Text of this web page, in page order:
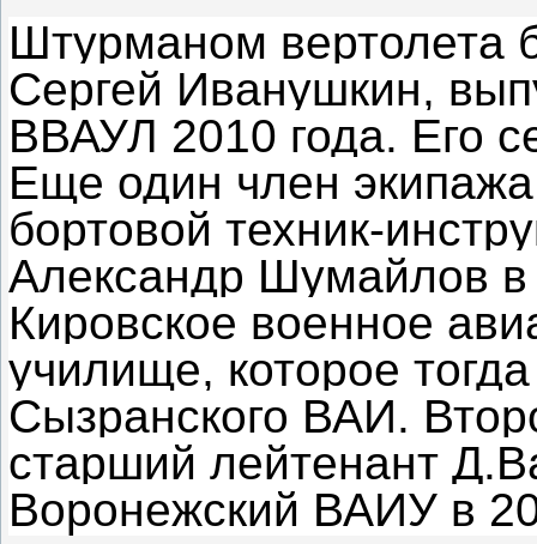
Штурманом вертолета
Сергей Иванушкин,
ВВАУЛ 2010 года. Его
Еще один член
бортовой техник-
Александр Шумайлов в
Кировское военное
училище, которое
Сызранского ВАИ.
старший лейтенант
Воронежский ВАИУ в